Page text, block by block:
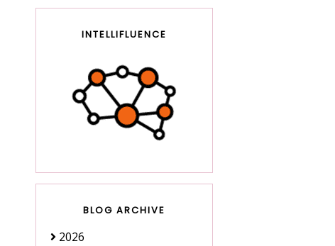
INTELLIFLUENCE
BLOG ARCHIVE
2026